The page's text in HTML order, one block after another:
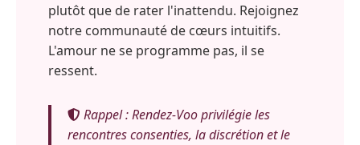
plutôt que de rater l'inattendu. Rejoignez
notre communauté de cœurs intuitifs.
L'amour ne se programme pas, il se
ressent.
Rappel : Rendez-Voo privilégie les
rencontres consenties, la discrétion et le